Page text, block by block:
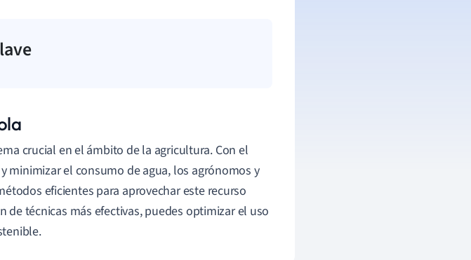
crucial en el ámbito de la agricultura. Con el
minimizar el consumo de agua, los agrónomos y
eficientes para aprovechar este recurso
de técnicas más efectivas, puedes optimizar el uso